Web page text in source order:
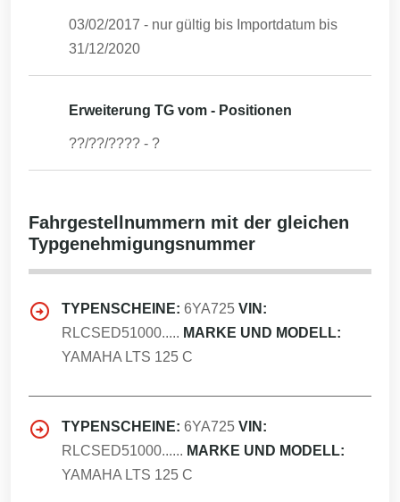
03/02/2017 - nur gültig bis Importdatum bis
31/12/2020
Erweiterung TG vom - Positionen
??/??/???? - ?
Fahrgestellnummern mit der gleichen
Typgenehmigungsnummer
TYPENSCHEINE: 6YA725 VIN:
RLCSED51000..... MARKE UND MODELL:
YAMAHA LTS 125 C
TYPENSCHEINE: 6YA725 VIN:
RLCSED51000...... MARKE UND MODELL:
YAMAHA LTS 125 C